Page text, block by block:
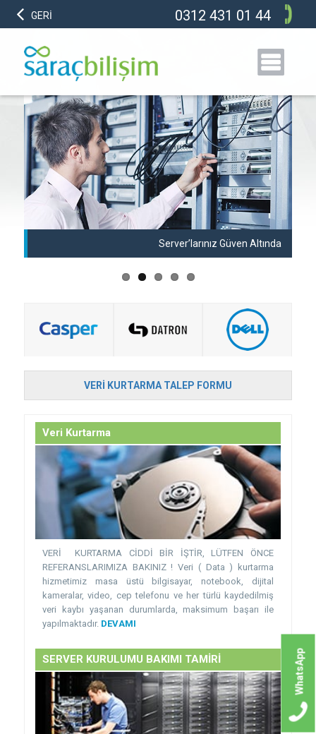
GERİ 0312 431 01 44
Server’larınız Güven Altında
VERI KURTARMA TALEP FORMU
Veri Kurtarma
VERİ KURTARMA CİDDİ BİR İŞTİR, LÜTFEN ÖNCE
REFERANSLARIMIZA BAKINIZ ! Veri ( Data ) kurtarma
hizmetimiz masa üstü bilgisayar, notebook, dijital
kameralar, video, cep telefonu ve her türlü kaydedilmiş
veri kaybı yaşanan durumlarda, maksimum başarı ile
yapılmaktadır. DEVAMI
SERVER KURULUMU BAKIMI TAMİRİ WhatsApp